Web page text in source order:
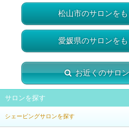
松山市のサロンを
愛媛県のサロンを
お近くのサロ
サロンを探す
シェービングサロンを探す